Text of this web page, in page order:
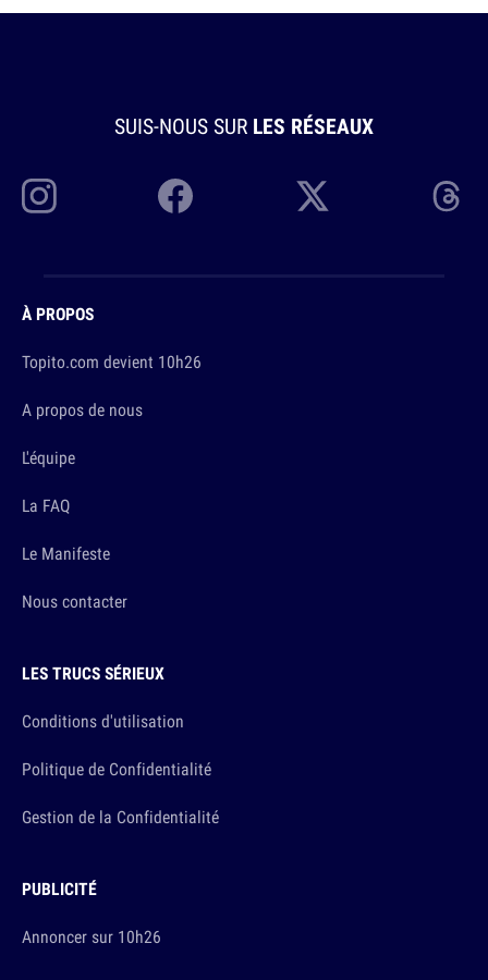
SUIS-NOUS SUR LES RÉSEAUX
À PROPOS
Topito.com devient 10h26
A propos de nous
L'équipe
La FAQ
Le Manifeste
Nous contacter
LES TRUCS SÉRIEUX
Conditions d'utilisation
Politique de Confidentialité
Gestion de la Confidentialité
PUBLICITÉ
Annoncer sur 10h26